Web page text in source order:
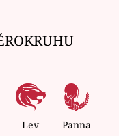
Lev Panna